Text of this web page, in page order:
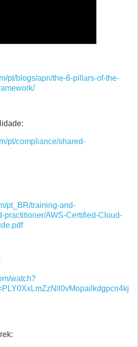
pt/blogs/apn/the-6-pillars-of-the-
pt/compliance/shared-
pt_BR/training-and-
practitioner/AWS-Certified-Cloud-
watch?